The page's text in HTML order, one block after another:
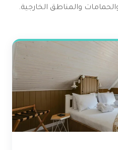
والمناطق الخارجية.